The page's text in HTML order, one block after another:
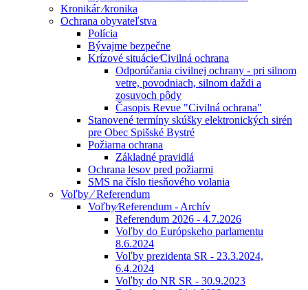
Kronikár ⁄kronika
Ochrana obyvateľstva
Polícia
Bývajme bezpečne
Krízové situácie⁄Civilná ochrana
Odporúčania civilnej ochrany - pri silnom
vetre, povodniach, silnom daždi a
zosuvoch pôdy
Časopis Revue "Civilná ochrana"
Stanovené termíny skúšky elektronických sirén
pre Obec Spišské Bystré
Požiarna ochrana
Základné pravidlá
Ochrana lesov pred požiarmi
SMS na číslo tiesňového volania
Voľby ⁄ Referendum
Voľby⁄Referendum - Archív
Referendum 2026 - 4.7.2026
Voľby do Európskeho parlamentu
8.6.2024
Voľby prezidenta SR - 23.3.2024,
6.4.2024
Voľby do NR SR - 30.9.2023